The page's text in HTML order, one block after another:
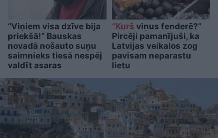
“Viņiem visa dzīve bija
priekšā!” Bauskas
novadā nošauto suņu
saimnieks tiesā nespēj
valdīt asaras
“Kurš viņus fenderē?”
Pircēji pamanījuši, ka
Latvijas veikalos zog
pavisam neparastu
lietu